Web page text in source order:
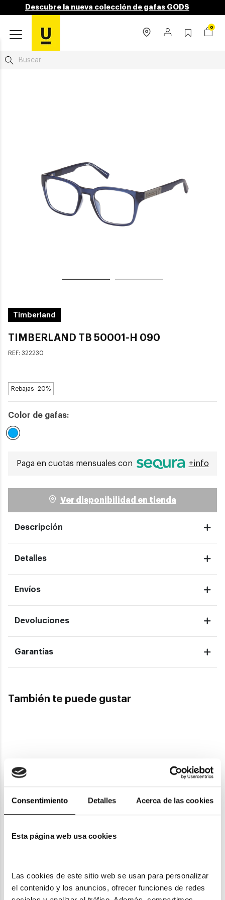
Consentimiento Detalles Acerca de las cookies
Esta página web usa cookies
Las cookies de este sitio web se usan para personalizar
el contenido y los anuncios, ofrecer funciones de redes
Descubre la nueva colección de gafas GODS
0
Timberland
TIMBERLAND TB 50001-H 090
REF: 322230
Rebajas -20%
Color de gafas:
Paga en cuotas mensuales con +info
Ver disponibilidad en tienda
Descripción
Detalles
Envíos
Devoluciones
Garantías
También te puede gustar
Timberland
Timberland
Timberland